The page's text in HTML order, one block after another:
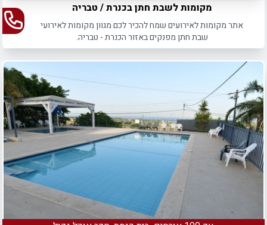
מקומות לשבת חתן בכנרת / טבריה
אתר מקומות לאירועים שמח להכיר לכם מגוון מקומות לאירועי
שבת חתן מפנקים באזור הכנרת - טבריה.